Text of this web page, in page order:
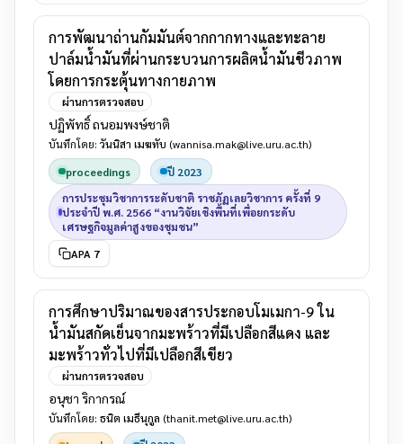
การพัฒนาถ่านกัมมันต์จากกากทางและทะลาย
ปาล์มน้ำมันที่ผ่านกระบวนการผลิตน้ำมันชีวภาพ
โดยการกระตุ้นทางกายภาพ
ผ่านการตรวจสอบ
ปฏิพัทธิ์ ถนอมพงษ์ชาติ
บันทึกโดย: วันนิสา เมฆทับ (wannisa.mak@live.uru.ac.th)
proceedings
ปี 2023
การประชุมวิชาการระดับชาติ ราชภัฏเลยวิชาการ ครั้งที่ 9
ประจำปี พ.ศ. 2566 “งานวิจัยเชิงพื้นที่เพื่อยกระดับ
เศรษฐกิจมูลค่าสูงของชุมชน”
APA 7
การศึกษาปริมาณของสารประกอบโมเมกา-9 ใน
น้ำมันสกัดเย็นจากมะพร้าวที่มีเปลือกสีแดง และ
มะพร้าวทั่วไปที่มีเปลือกสีเขียว
ผ่านการตรวจสอบ
อนุชา ริกากรณ์
บันทึกโดย: ธนิต เมธีนุกูล (thanit.met@live.uru.ac.th)